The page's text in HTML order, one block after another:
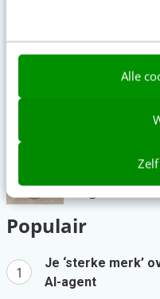
Alle
AI-content
AI-labels:
verstandig of
4 aug 2026· 5
Populair
Je ‘sterke merk’
AI-agent